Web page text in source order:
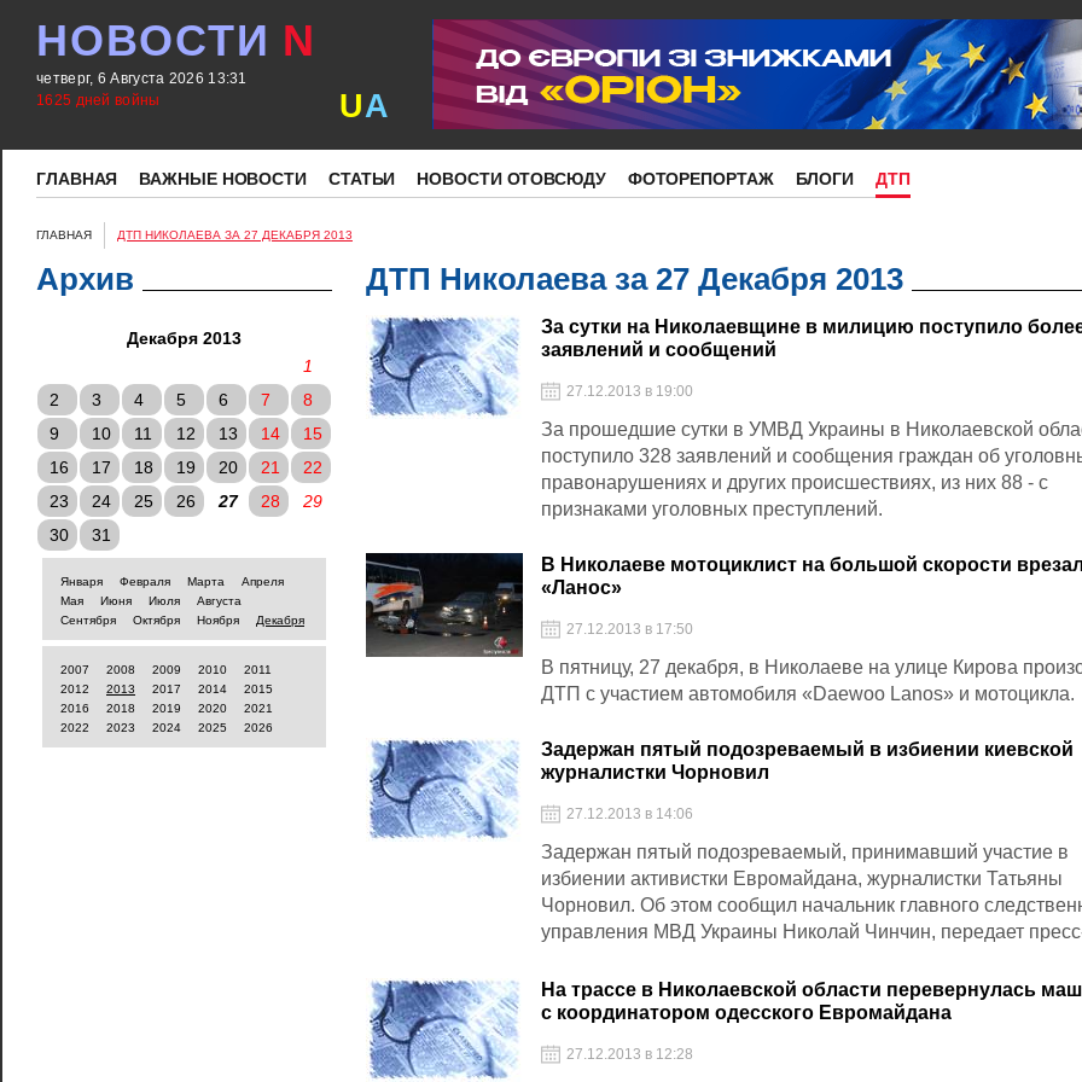
НОВОСТИ N
четверг, 6 Августа 2026 13:31
1625 дней войны
UA
ГЛАВНАЯ ВАЖНЫЕ НОВОСТИ СТАТЬИ НОВОСТИ ОТОВСЮДУ ФОТОРЕПОРТАЖ БЛОГИ ДТП
ГЛАВНАЯ ДТП НИКОЛАЕВА ЗА 27 ДЕКАБРЯ 2013
Архив
Декабря 2013
1
2
3 4 5 6 7
8
9
10 11 12 13 14
15
16
17 18 19 20 21
22
23
24 25 26 27 28
29
30
31
Января Февраля Марта
Апреля
Мая
Июня Июля
Августа
Сентября
Октября Ноября Декабря
2007 2008 2009 2010
2011
2012
2013 2017 2014
2015
2016
2018 2019 2020
2021
2022
2023 2024 2025 2026
ДТП Николаева за 27 Декабря 2013
За сутки на Николаевщине в милицию поступило
заявлений и сообщений
27.12.2013 в 19:00
За прошедшие сутки в УМВД Украины в Николаевской
поступило 328 заявлений и сообщения граждан об
правонарушениях и других происшествиях, из них 88 - с
признаками уголовных преступлений.
В Николаеве мотоциклист на большой скорости
«Ланос»
27.12.2013 в 17:50
В пятницу, 27 декабря, в Николаеве на улице Кирова
ДТП с участием автомобиля «Daewoo Lanos» и мотоцикла.
Задержан пятый подозреваемый в избиении киевской
журналистки Чорновил
27.12.2013 в 14:06
Задержан пятый подозреваемый, принимавший участие в
избиении активистки Евромайдана, журналистки Татьяны
Чорновил. Об этом сообщил начальник главного
управления МВД Украины Николай Чинчин, передает
На трассе в Николаевской области перевернулась
с координатором одесского Евромайдана
27.12.2013 в 12:28